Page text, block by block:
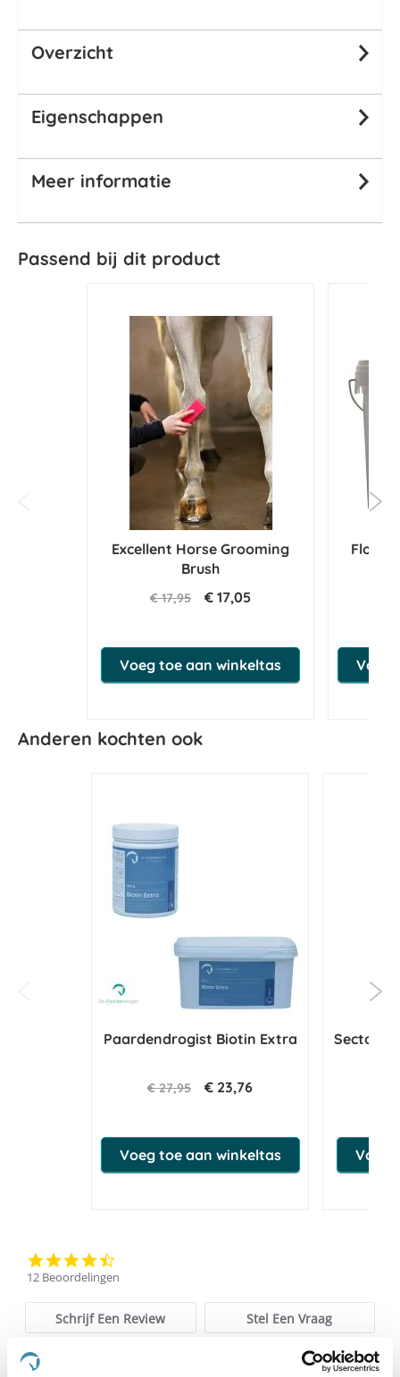
Overzicht
Eigenschappen
Meer informatie
Passend bij dit product
Excellent Horse Grooming
Brush
€ 17,95 € 17,05
Voeg toe aan winkeltas
Floris
Voeg
Anderen kochten ook
Paardendrogist Biotin Extra
€ 27,95 € 23,76
Voeg toe aan winkeltas
Sectolin
Voeg
star
12 Beoordelingen
Schrijf Een Review Stel Een Vraag